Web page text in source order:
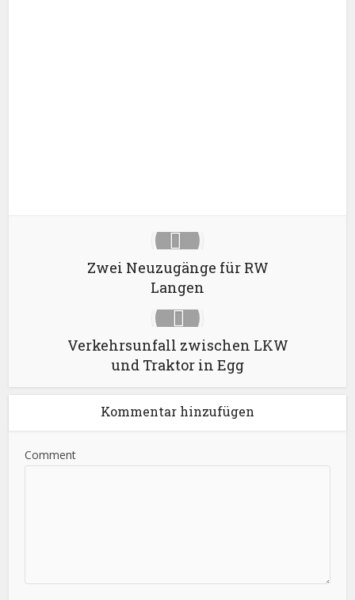
Zwei Neuzugänge für RW
Langen
Verkehrsunfall zwischen LKW
und Traktor in Egg
Kommentar hinzufügen
Comment